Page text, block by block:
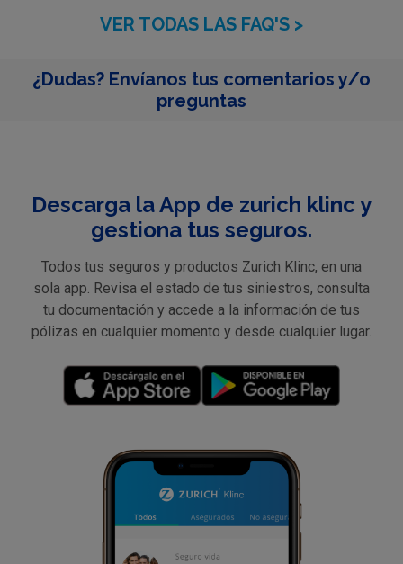
VER TODAS LAS FAQ'S >
¿Dudas? Envíanos tus comentarios y/o
preguntas
Descarga la App de zurich klinc y
gestiona tus seguros.
Todos tus seguros y productos Zurich Klinc, en una
sola app. Revisa el estado de tus siniestros, consulta
tu documentación y accede a la información de tus
pólizas en cualquier momento y desde cualquier lugar.